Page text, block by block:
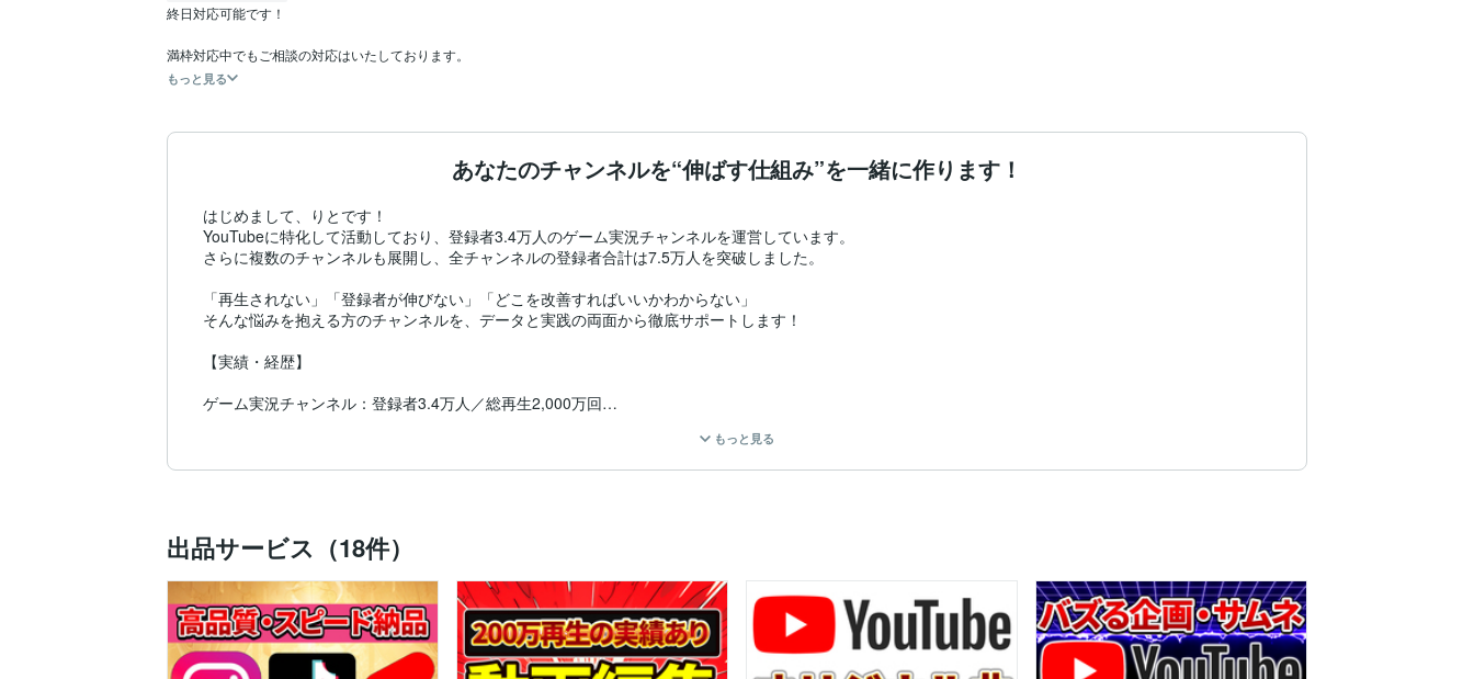
終日対応可能です！
もっと見る
あなたのチャンネルを“伸ばす仕組み”を一緒に作ります！
はじめまして、りとです！
YouTubeに特化して活動しており、登録者3.4万人のゲーム実況チャンネルを運営しています。
さらに複数のチャンネルも展開し、全チャンネルの登録者合計は7.5万人を突破しました。
「再生されない」「登録者が伸びない」「どこを改善すればいいかわからない」
そんな悩みを抱える方のチャンネルを、データと実践の両面から徹底サポートします！
【実績・経歴】
ゲーム実況チャンネル：登録者3.4万人／総再生2,000万回
エンタメグループチャンネル（休止中）：登録者2.0万人／総再生670万回
切り抜きチャンネル①：登録者1.0万人／総再生2,100万回
累計再生数は5,000万回以上。
“バズる構成”と“継続的に伸びる戦略”の両方を体系化しています。
【得意分野】
ビジネス／ゆっくり／ゲーム実況／切り抜き／エンタメ／整体／Vtuber など
もっと見る
出品サービス（18件）